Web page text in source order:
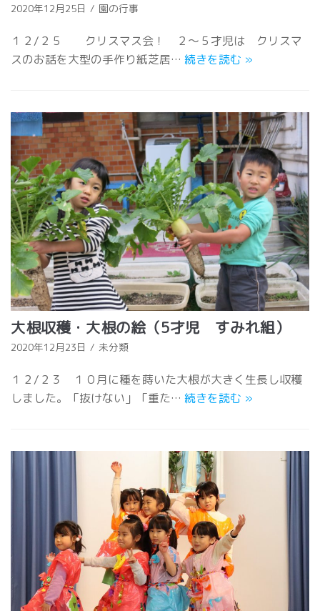
2020年12月25日 園の行事
１２/２５ クリスマス会！ ２～５才児は クリスマ
スのお話を大型の手作り紙芝居… 続きを読む »
大根収穫・大根の絵（5才児 すみれ組）
2020年12月23日 未分類
１２/２３ １０月に種を蒔いた大根が大きく生長し収穫
しました。「抜けない」「重た… 続きを読む »